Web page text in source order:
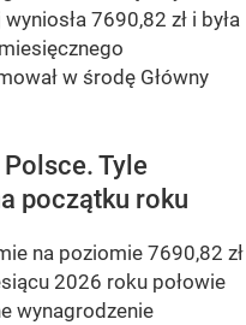
7690,82 zł i była
w środę Główny
Tyle
początku roku
na poziomie 7690,82 zł
2026 roku połowie
wynagrodzenie